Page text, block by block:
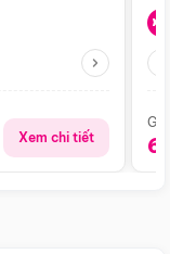
Xem chi tiết